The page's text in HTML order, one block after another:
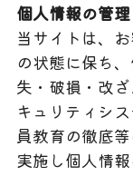
個人情報の管理
当サイトは、
の状態に保ち
失・破損・改
キュリティシ
員教育の徹底
実施し個人情